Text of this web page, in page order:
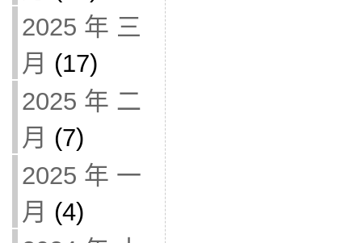
2025 年 三
月 (17)
2025 年 二
月 (7)
2025 年 一
月 (4)